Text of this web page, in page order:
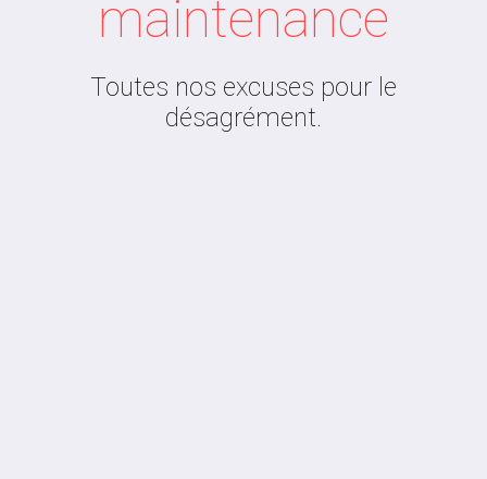
maintenance
Toutes nos excuses pour le
désagrément.